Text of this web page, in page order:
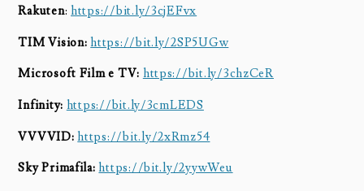
Rakuten:https://bit.ly/3cjEFvx
TIM Vision: https://bit.ly/2SP5UGw
Microsoft Film e TV: https://bit.ly/3chzCeR
Infinity: https://bit.ly/3cmLEDS
VVVVID: https://bit.ly/2xRmz54
Sky Primafila: https://bit.ly/2yywWeu